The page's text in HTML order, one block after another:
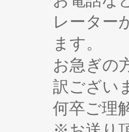
レーター
ます。
お急ぎの
訳ござい
何卒ご理